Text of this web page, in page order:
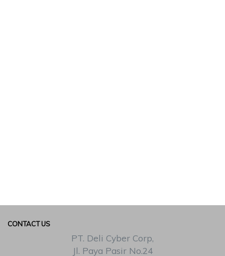
CONTACT US
PT. Deli Cyber Corp,
Jl. Paya Pasir No.24